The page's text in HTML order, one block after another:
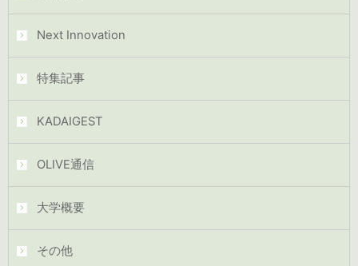
Next Innovation
特集記事
KADAIGEST
OLIVE通信
大学概要
その他